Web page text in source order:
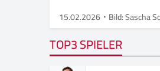
15.02.2026 Bild: Sascha
TOP3 SPIELER